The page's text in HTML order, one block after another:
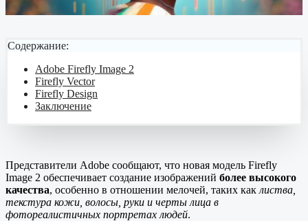
Содержание:
Adobe Firefly Image 2
Firefly Vector
Firefly Design
Заключение
Представители Adobe сообщают, что новая модель Firefly
Image 2 обеспечивает создание изображений более высокого
качества, особенно в отношении мелочей, таких как листва,
текстура кожи, волосы, руки и черты лица в
фотореалистичных портретах людей.